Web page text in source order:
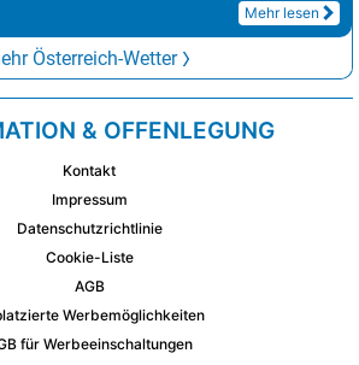
Mehr lesen
Österreich-Wetter
& OFFENLEGUNG
Kontakt
Impressum
Datenschutzrichtlinie
Cookie-Liste
AGB
Werbemöglichkeiten
für Werbeeinschaltungen